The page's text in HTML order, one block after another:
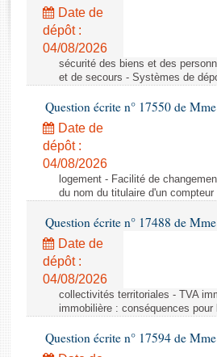
Rapports législatifs
Rapports sur l'application des lois
Baromètre de l’application des lois
Dossiers législatifs
Budget et sécurité sociale
Questions écrites et orales
Comptes rendus des débats
Date de
dépôt :
04/08/2026
sécurité des biens et des
et de secours - Systèmes de
Question écrite n° 17550 de
Date de
dépôt :
04/08/2026
logement - Facilité de
du nom du titulaire d'un compteur
Question écrite n° 17488 de
Date de
dépôt :
04/08/2026
collectivités territoriales - TVA
immobilière : conséquences
Question écrite n° 17594 de